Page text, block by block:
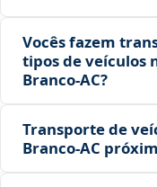
Vocês fazem
tipos de veículos
Branco‑AC?
Transporte de
Branco‑AC